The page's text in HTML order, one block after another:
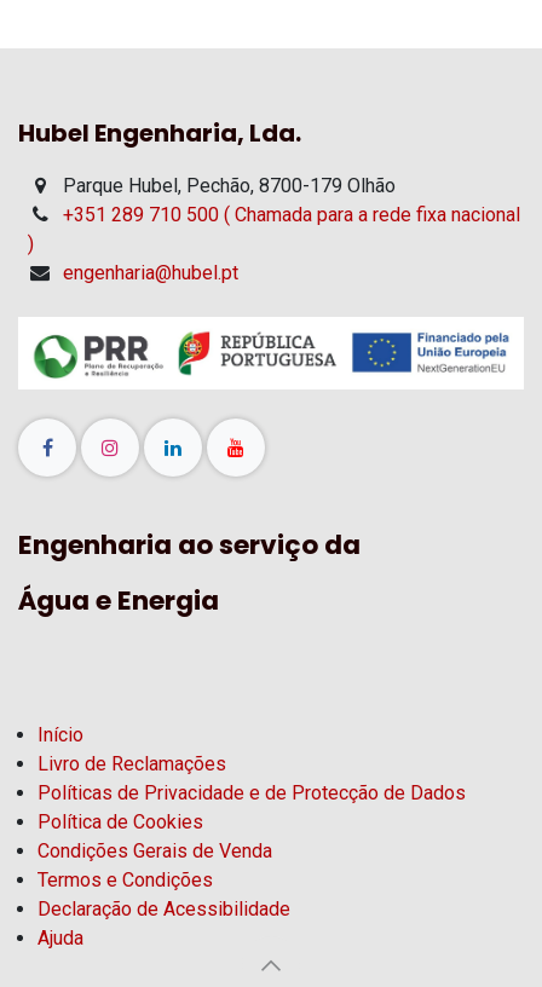
Hubel Engenharia, Lda.
Parque Hubel, Pechão, 8700-179 Olhão
+351 289 710 500 ( Chamada para a rede fixa nacional
)
engenharia@hubel.pt
Engenharia ao serviço da
Água e Energia
Início
Livro de Reclamações
Políticas de Privacidade e de Protecção de Dados
Política de Cookies
Condições Gerais de Venda
Termos e Condições
Declaração de Acessibilidade
Ajuda